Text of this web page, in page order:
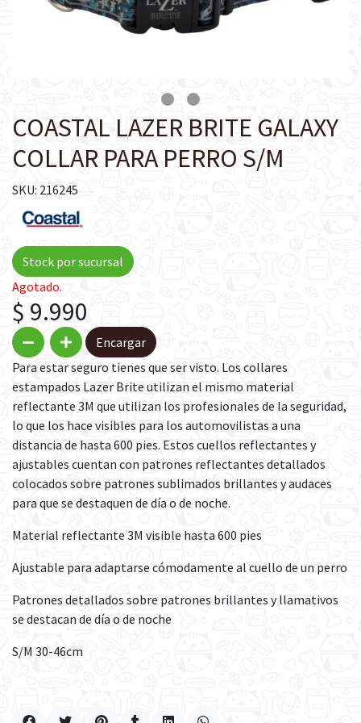
COASTAL LAZER BRITE GALAXY
COLLAR PARA PERRO S/M
SKU: 216245
Stock por sucursal
Agotado.
$ 9.990
Encargar
Para estar seguro tienes que ser visto. Los collares
estampados Lazer Brite utilizan el mismo material
reflectante 3M que utilizan los profesionales de la seguridad,
lo que los hace visibles para los automovilistas a una
distancia de hasta 600 pies. Estos cuellos reflectantes y
ajustables cuentan con patrones reflectantes detallados
colocados sobre patrones sublimados brillantes y audaces
para que se destaquen de día o de noche.
Material reflectante 3M visible hasta 600 pies
Ajustable para adaptarse cómodamente al cuello de un perro
Patrones detallados sobre patrones brillantes y llamativos
se destacan de día o de noche
S/M 30-46cm